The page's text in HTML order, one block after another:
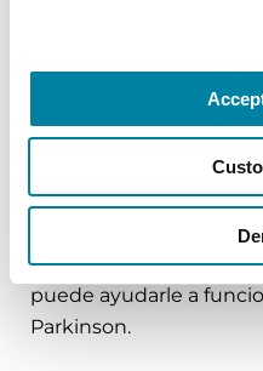
medida que se
Los investigadores
que el aumento de la
contribuía a las
la marcha en todos los
con Parkinson se
Practicar la atención
sola cosa a la vez y
puede ayudarle a
Parkinson.